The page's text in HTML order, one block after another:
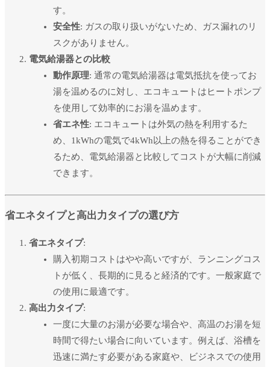
す。
安全性: ガスの取り扱いがないため、ガス漏れのリ
スクがありません。
電気給湯器との比較
動作原理: 通常の電気給湯器は電気抵抗を使ってお
湯を温めるのに対し、エコキュートはヒートポンプ
を使用して効率的にお湯を温めます。
省エネ性: エコキュートは外気の熱を利用するた
め、1kWhの電気で4kWh以上の熱を得ることができ
るため、電気給湯器と比較してコストが大幅に削減
できます。
省エネタイプと高出力タイプの選び方
省エネタイプ:
購入初期コストはやや高いですが、ランニングコス
トが低く、長期的に見ると経済的です。一般家庭で
の使用に最適です。
高出力タイプ:
一度に大量のお湯が必要な場合や、高温のお湯を短
時間で得たい場合に向いています。例えば、浴槽を
迅速に満たす必要がある家庭や、ビジネスでの使用